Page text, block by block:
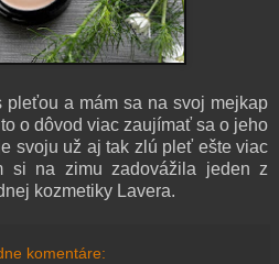
pleťou a mám sa na svoj mejkap
o dôvod viac zaujímať sa o jeho
svoju už aj tak zlú pleť ešte viac
si na zimu zadovážila jeden z
kozmetiky Lavera.
komentáre: